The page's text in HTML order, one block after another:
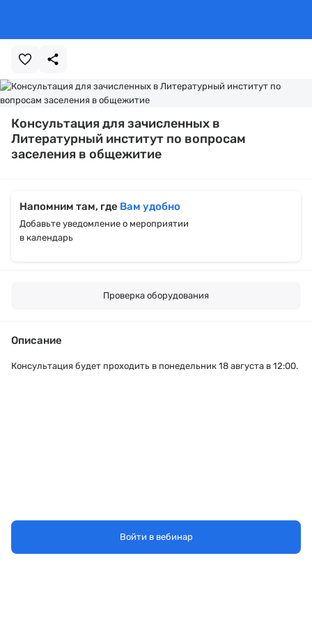
Консультация для зачисленных в
Литературный институт по вопросам
заселения в общежитие
Напомним там, где Вам удобно
Добавьте уведомление о мероприятии
в календарь
Проверка оборудования
Описание
Консультация будет проходить в понедельник 18 августа в 12:00.
Войти в вебинар